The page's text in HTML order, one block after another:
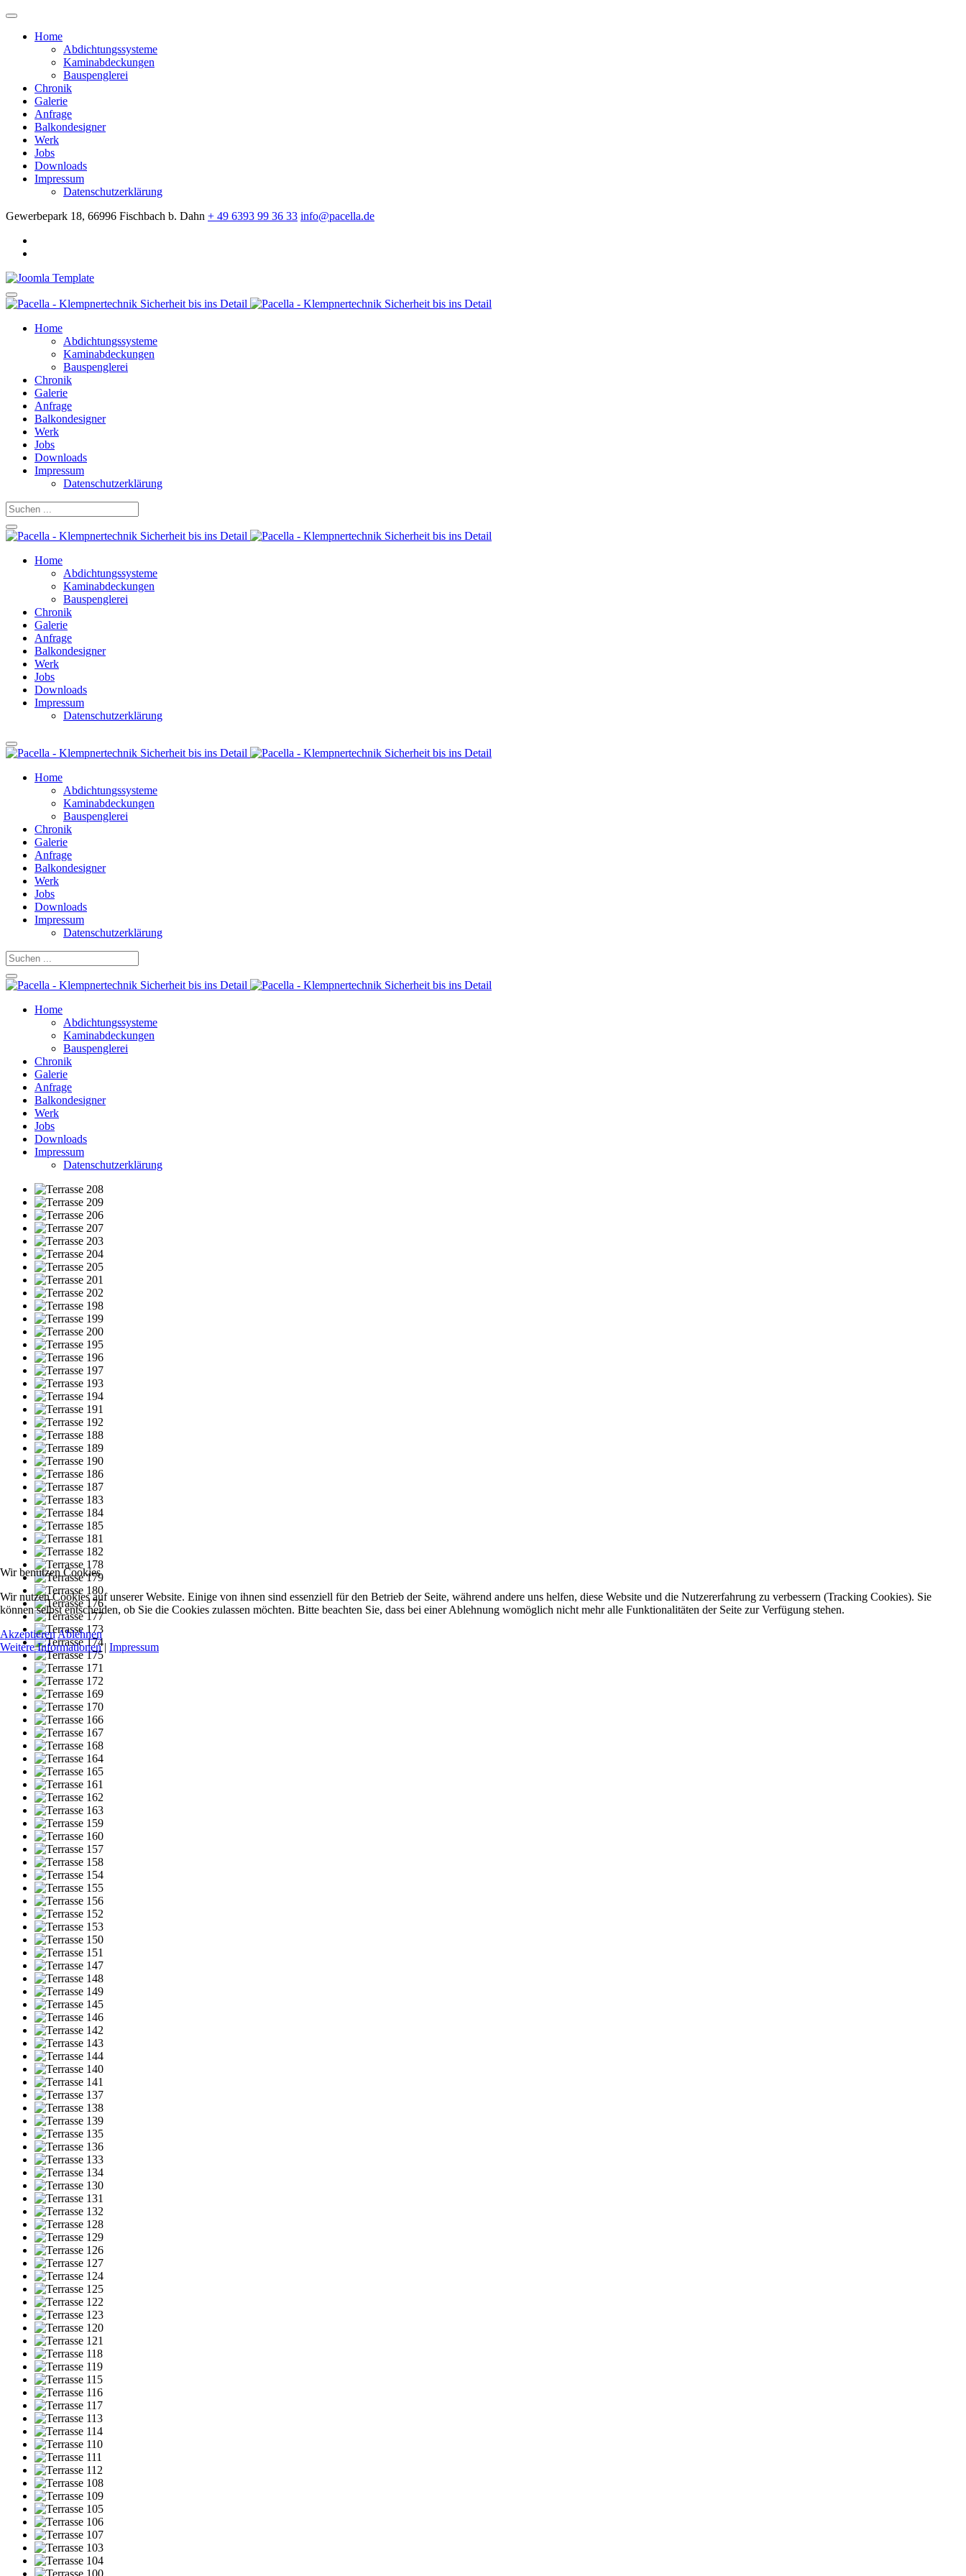
Home
Abdichtungssysteme
Kaminabdeckungen
Bauspenglerei
Chronik
Galerie
Anfrage
Balkondesigner
Werk
Jobs
Downloads
Impressum
Datenschutzerklärung
Gewerbepark 18, 66996 Fischbach b. Dahn + 49 6393 99 36 33 info@pacella.de
Home
Abdichtungssysteme
Kaminabdeckungen
Bauspenglerei
Chronik
Galerie
Anfrage
Balkondesigner
Werk
Jobs
Downloads
Impressum
Datenschutzerklärung
Home
Abdichtungssysteme
Kaminabdeckungen
Bauspenglerei
Chronik
Galerie
Anfrage
Balkondesigner
Werk
Jobs
Downloads
Impressum
Datenschutzerklärung
Home
Abdichtungssysteme
Kaminabdeckungen
Bauspenglerei
Chronik
Galerie
Anfrage
Balkondesigner
Werk
Jobs
Downloads
Impressum
Datenschutzerklärung
Home
Abdichtungssysteme
Kaminabdeckungen
Bauspenglerei
Chronik
Galerie
Anfrage
Balkondesigner
Werk
Jobs
Downloads
Impressum
Datenschutzerklärung
Wir benutzen Cookies
Wir nutzen Cookies auf unserer Website. Einige von ihnen sind essenziell für den Betrieb der Seite, während andere uns helfen, diese Website und die Nutzererfahrung zu verbessern (Tracking Cookies). Sie
können selbst entscheiden, ob Sie die Cookies zulassen möchten. Bitte beachten Sie, dass bei einer Ablehnung womöglich nicht mehr alle Funktionalitäten der Seite zur Verfügung stehen.
AkzeptierenAblehnen
Weitere Informationen| Impressum